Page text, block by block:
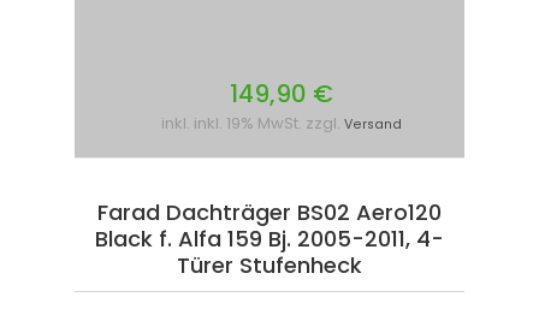
149,90 €
inkl. inkl. 19% MwSt. zzgl. Versand
Farad Dachträger BS02 Aero120
Black f. Alfa 159 Bj. 2005-2011, 4-
Türer Stufenheck